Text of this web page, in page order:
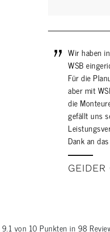
Wir haben
WSB
Für die
aber mit
die
gefällt uns
Dank an
9.1 von 10 Punkten in 98